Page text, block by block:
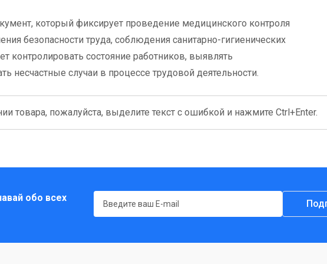
который фиксирует проведение медицинского контроля
безопасности труда, соблюдения санитарно-гигиенических
контролировать состояние работников, выявлять
случаи в процессе трудовой деятельности.
товара, пожалуйста, выделите текст с ошибкой и нажмите Ctrl+Enter.
обо всех